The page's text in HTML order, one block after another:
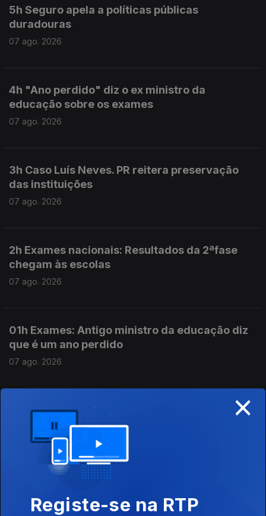
5h Seguro apela a políticas públicas
duradouras
07 ago. 2026
4h "Ano perdido" diz o ex ministro da
educação sobre os exames
07 ago. 2026
3h Caso Luís Neves. PR reitera preservação
das instituições
07 ago. 2026
2h Exames nacionais: Resultados da 2ªfase
chegam às escolas
07 ago. 2026
01h Exames: Antigo ministro da educação diz
que é um ano perdido
07 ago. 2026
00h "Ano perdido" diz o ex ministro da
educação sobre os exames
07 ago. 2026
chegam às escolas
×
Registe-se na RTP